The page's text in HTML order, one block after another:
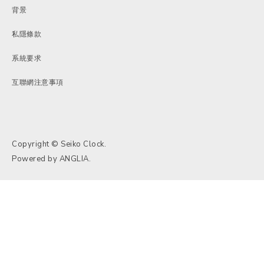
背景
私隱條款
系統要求
互聯網注意事項
Copyright © Seiko Clock.
Powered by ANGLIA.